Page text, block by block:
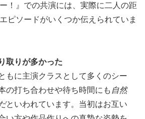
！』での共演には、実際に二人の距
ピソードがいくつか伝えられていま
取りが多かった
もに主演クラスとして多くのシー
の打ち合わせや待ち時間にも 自然
といわれています。当初はお互い